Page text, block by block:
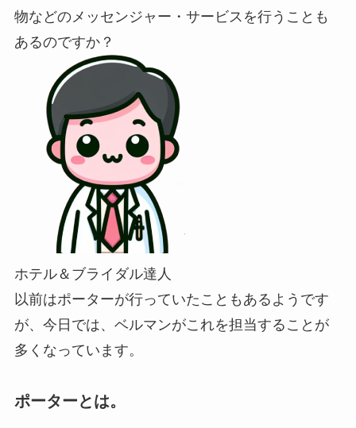
物などのメッセンジャー・サービスを行うことも
あるのですか？
ホテル＆ブライダル達人
以前はポーターが行っていたこともあるようです
が、今日では、ベルマンがこれを担当することが
多くなっています。
ポーターとは。